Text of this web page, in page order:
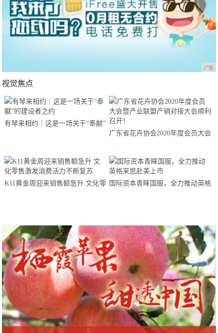
广告
视觉焦点
有琴来相约｜这是一场关于“奉献”
广东省花卉协会2020年度会员大会
开！
K11黄金周迎来销售额急升 文化零
国际资本青睐国服，全力推动英格